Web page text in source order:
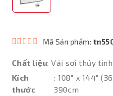
Mã Sản phẩm:
Chất liệu: Vải sơi thủy tinh
Kích
thước
: 108" x 144"
390cm